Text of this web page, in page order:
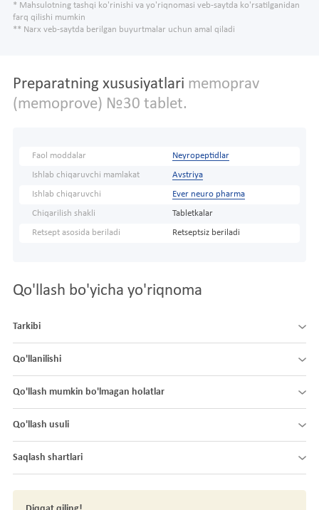
* Mahsulotning tashqi ko'rinishi va yo'riqnomasi veb-saytda ko'rsatilganidan
farq qilishi mumkin
** Narx veb-saytda berilgan buyurtmalar uchun amal qiladi
Preparatning xususiyatlari memoprav
(memoprove) №30 tablet.
Faol moddalar Neyropeptidlar
Ishlab chiqaruvchi mamlakat Avstriya
Ishlab chiqaruvchi Ever neuro pharma
Chiqarilish shakli Tabletkalar
Retsept asosida beriladi Retseptsiz beriladi
Qo'llash bo'yicha yo'riqnoma
Tarkibi
Qo'llanilishi
Qo'llash mumkin bo'lmagan holatlar
Qo'llash usuli
Saqlash shartlari